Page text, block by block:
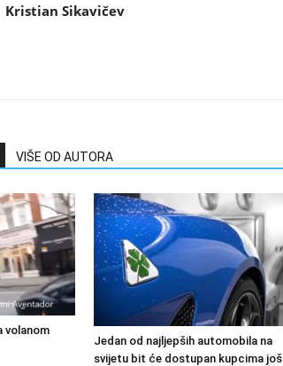
Kristian Sikavičev
VIŠE OD AUTORA
volanom
Jedan od najljepših automobila na
svijetu bit će dostupan kupcima još